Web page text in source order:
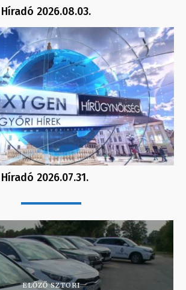
2026.08.03.
2026.07.31.
ELŐZŐ SZTORI